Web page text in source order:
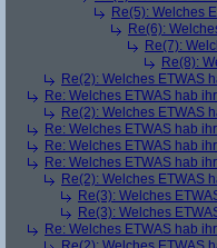
Re(5): Welches
Re(6):
Re(7):
Re(8):
Re(2): Welches ETWAS
Re: Welches ETWAS hab
Re(2): Welches ETWAS
Re: Welches ETWAS hab
Re: Welches ETWAS hab
Re: Welches ETWAS hab
Re(2): Welches ETWAS
Re(3): Welches
Re(3): Welches
Re: Welches ETWAS hab